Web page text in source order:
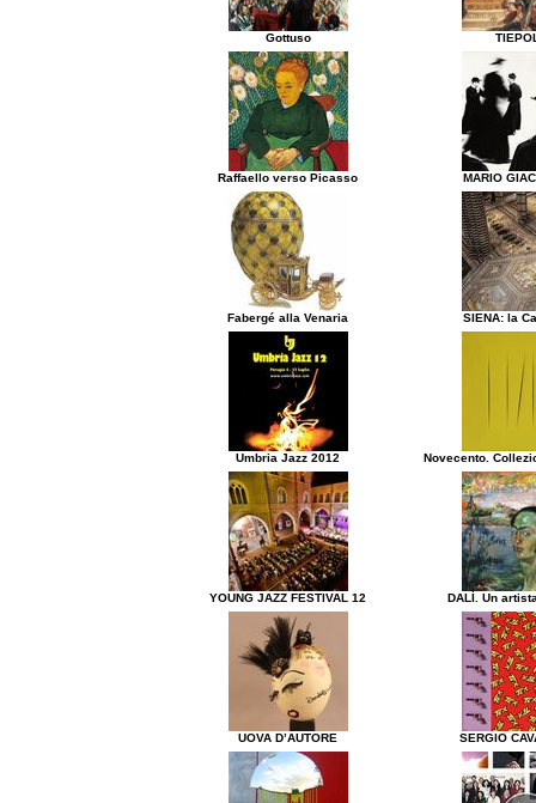
Gottuso
Raffaello verso Picasso MARIO
Fabergé alla Venaria SIENA: la
Umbria Jazz 2012 Novecento.
YOUNG JAZZ FESTIVAL 12 DALÌ. Un
UOVA D’AUTORE SERGIO